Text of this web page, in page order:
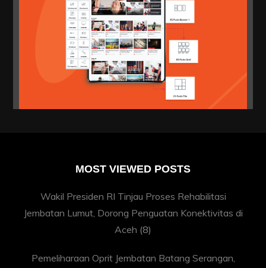
MOST VIEWED POSTS
Wakil Presiden RI Tinjau Proses Rehabilitasi
Jembatan Lumut, Dorong Penguatan Konektivitas di
Aceh (8)
Pemeliharaan Oprit Jembatan Batang Serangan,